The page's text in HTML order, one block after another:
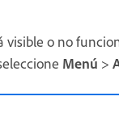
visible o no
Menú >